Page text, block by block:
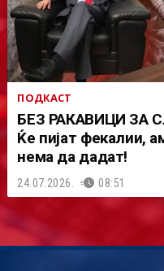
ПОДКАСТ
БЕЗ РАКАВИЦИ ЗА
Ќе пијат фекалии,
нема да дадат!
24.07.2026. 08:51